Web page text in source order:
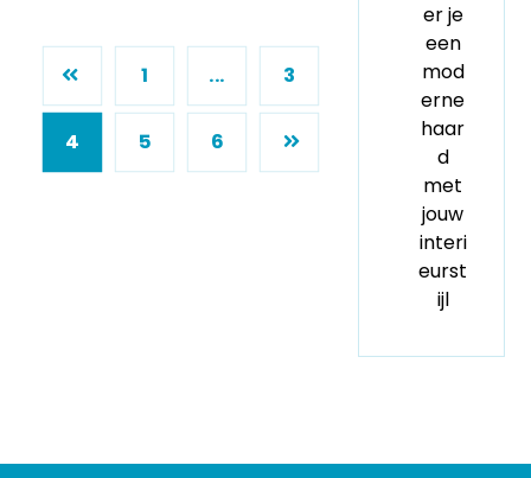
1 ... 3
4 5 6
er je
een
mod
erne
haar
d
met
jouw
interi
eurst
ijl